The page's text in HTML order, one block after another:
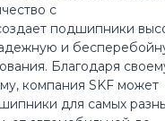
с
подшипники
и
Благодаря
компания SKF может
для самых